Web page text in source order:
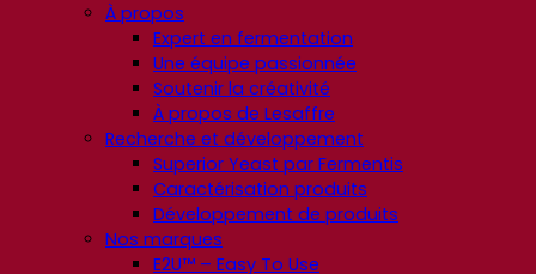
À propos
Expert en fermentation
Une équipe passionnée
Soutenir la créativité
À propos de Lesaffre
Recherche et développement
Superior Yeast par Fermentis
Caractérisation produits
Développement de produits
Nos marques
E2U™ – Easy To Use